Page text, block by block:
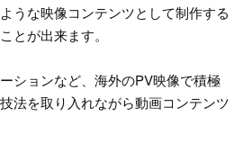
うな映像コンテンツとして制作する
とが出来ます。
ションなど、海外のPV映像で積極
法を取り入れながら動画コンテンツ